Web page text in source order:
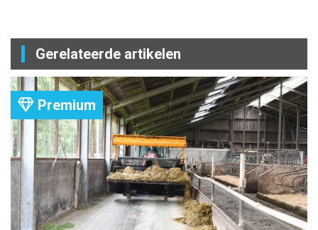
Gerelateerde artikelen
Premium